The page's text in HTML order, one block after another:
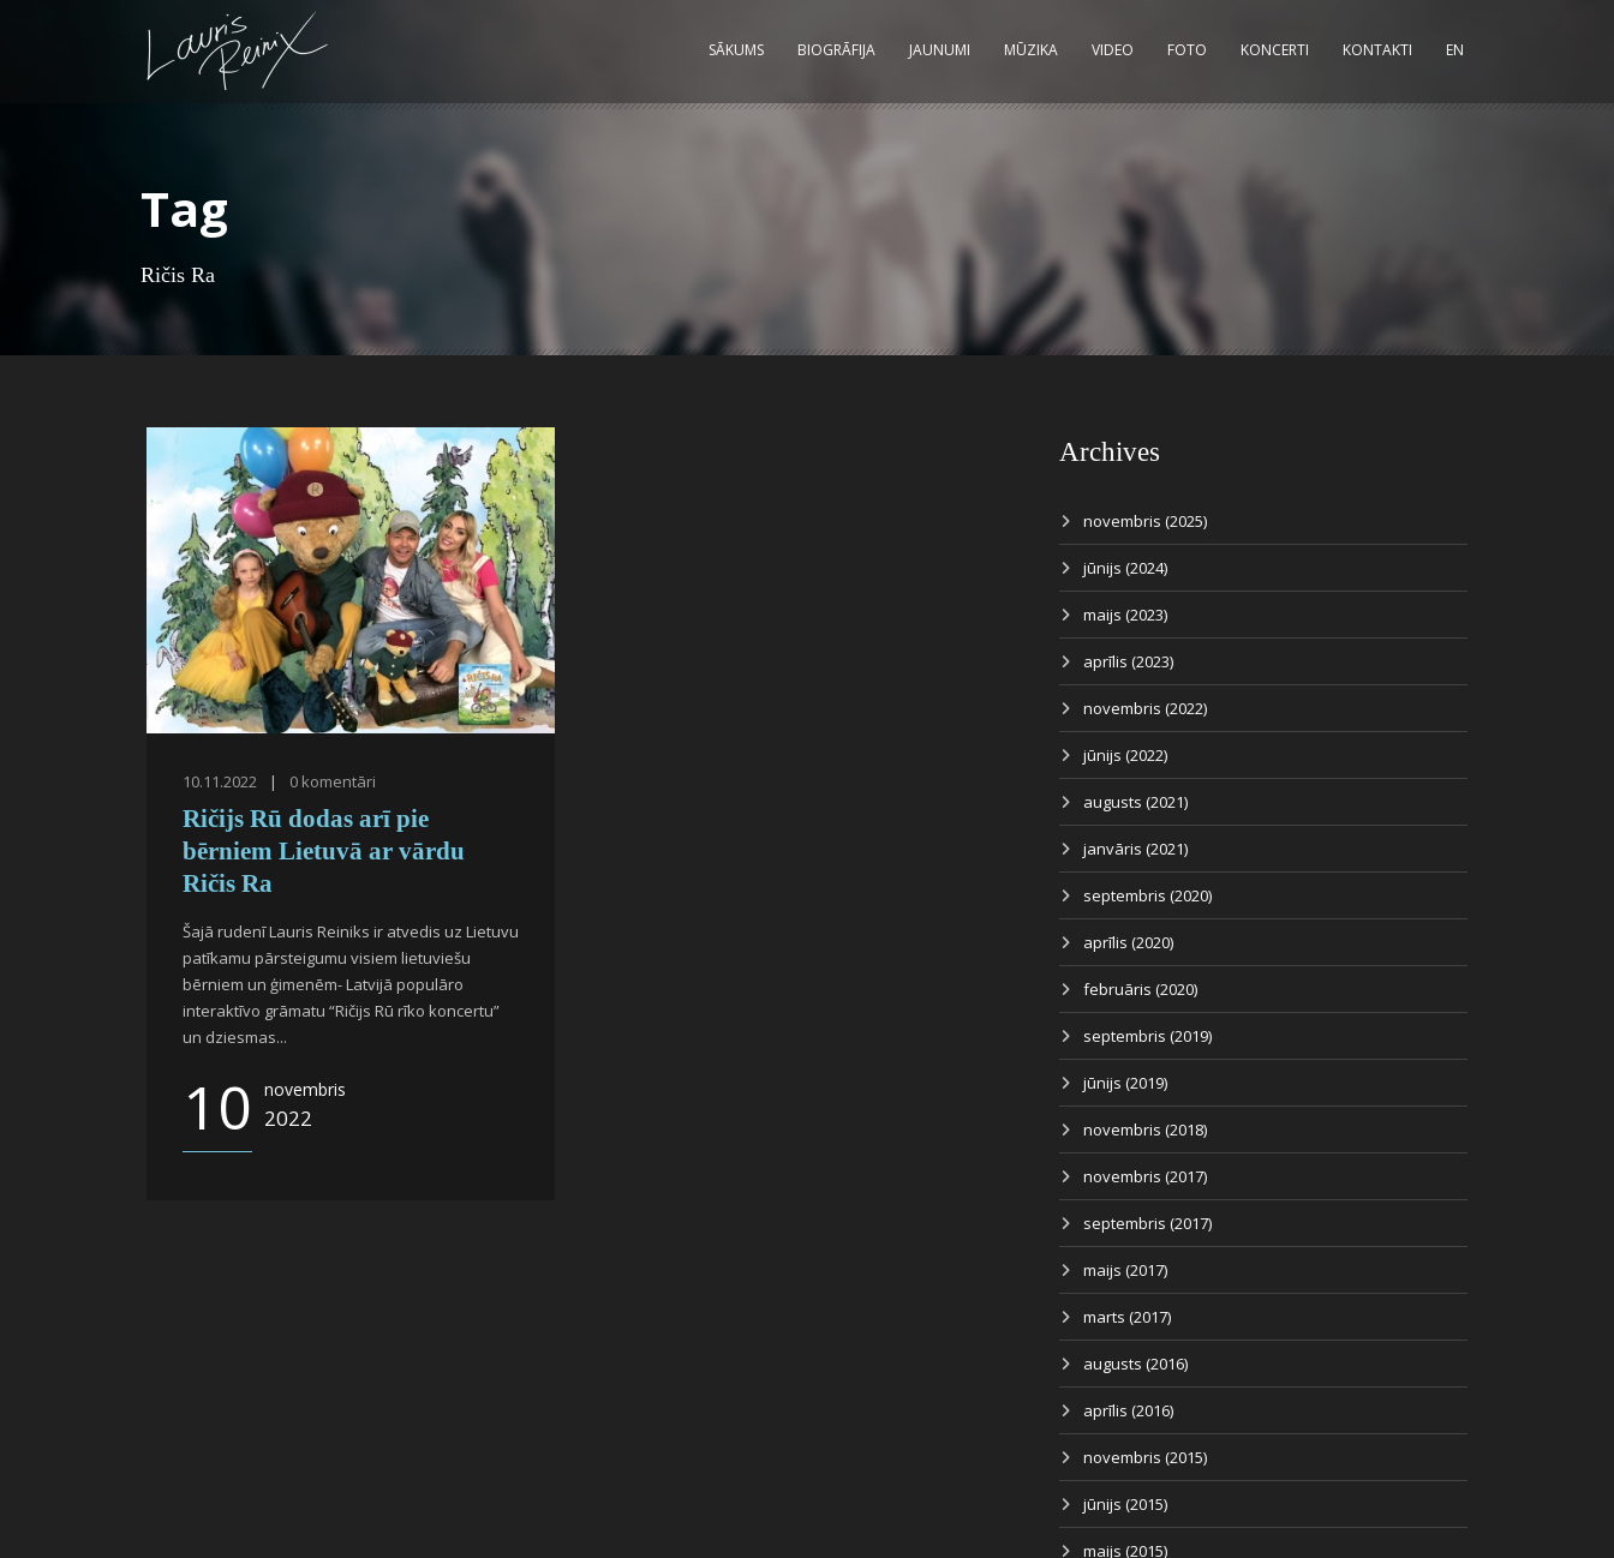
SĀKUMS BIOGRĀFIJA JAUNUMI MŪZIKA VIDEO FOTO KONCERTI KONTAKTI EN
Tag
Ričis Ra
10.11.2022 | 0 komentāri
Ričijs Rū dodas arī pie
bērniem Lietuvā ar vārdu
Ričis Ra
Šajā rudenī Lauris Reiniks ir atvedis uz Lietuvu
patīkamu pārsteigumu visiem lietuviešu
bērniem un ģimenēm- Latvijā populāro
interaktīvo grāmatu “Ričijs Rū rīko koncertu”
un dziesmas...
10 novembris
2022
Archives
novembris (2025)
jūnijs (2024)
maijs (2023)
aprīlis (2023)
novembris (2022)
jūnijs (2022)
augusts (2021)
janvāris (2021)
septembris (2020)
aprīlis (2020)
februāris (2020)
septembris (2019)
jūnijs (2019)
novembris (2018)
novembris (2017)
septembris (2017)
maijs (2017)
marts (2017)
augusts (2016)
aprīlis (2016)
novembris (2015)
jūnijs (2015)
maijs (2015)